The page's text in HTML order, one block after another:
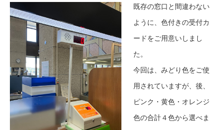
既存の窓口と間違わない
ように、色付きの受付カ
ードをご用意いしまし
た。
今回は、みどり色をご使
用されていますが、後、
ピンク・黄色・オレンジ
色の合計４色から選べま